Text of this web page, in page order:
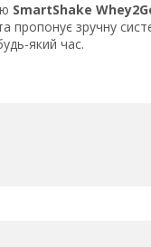
SmartShake
пропонує зручну
який час.